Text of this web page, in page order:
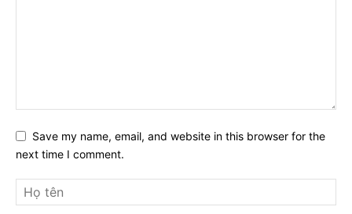
Save my name, email, and website in this browser for the
next time I comment.